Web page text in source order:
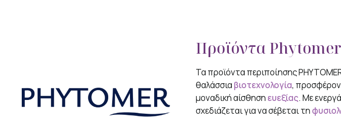
Προϊόντα Phytomer
Τα προϊόντα περιποίησης
θαλάσσια βιοτεχνολογία,
μοναδική αίσθηση ευεξίας. Με ενεργά
σχεδιάζεται για να σέβεται τη